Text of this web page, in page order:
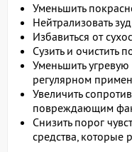
Уменьшить
Нейтрализовать
Избавиться от
Сузить и очистить
Уменьшить
регулярном
Увеличить
повреждающим
Снизить порог
средства,